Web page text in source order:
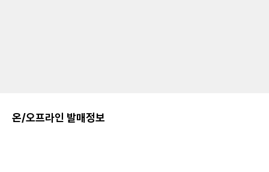
온/오프라인 발매정보